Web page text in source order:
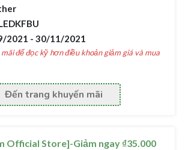
2021 - 30/11/2021
để đọc kỹ hơn điều khoản giảm giá và mua
Đến trang khuyến mãi
Official Store]-Giảm ngay ₫35.000